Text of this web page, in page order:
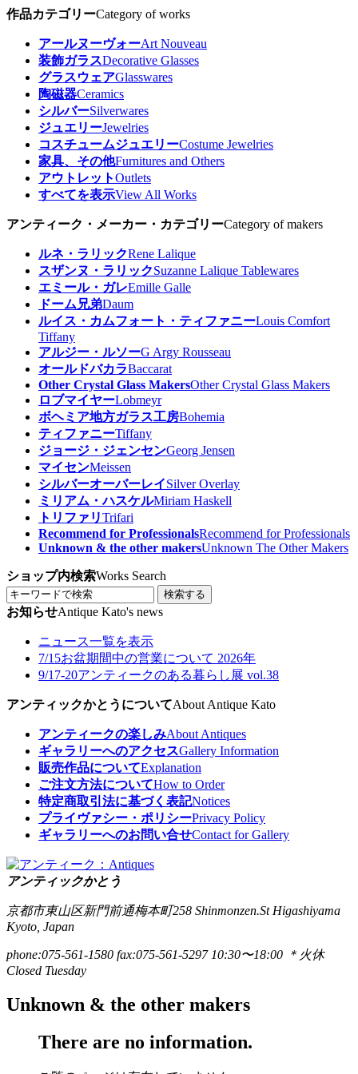
作品カテゴリーCategory of works
アールヌーヴォーArt Nouveau
装飾ガラスDecorative Glasses
グラスウェアGlasswares
陶磁器Ceramics
シルバーSilverwares
ジュエリーJewelries
コスチュームジュエリーCostume Jewelries
家具、その他Furnitures and Others
アウトレットOutlets
すべてを表示View All Works
アンティーク・メーカー・カテゴリーCategory of makers
ルネ・ラリックRene Lalique
スザンヌ・ラリックSuzanne Lalique Tablewares
エミール・ガレEmille Galle
ドーム兄弟Daum
ルイス・カムフォート・ティファニーLouis Comfort
Tiffany
アルジー・ルソーG Argy Rousseau
オールドバカラBaccarat
Other Crystal Glass MakersOther Crystal Glass Makers
ロブマイヤーLobmeyr
ボヘミア地方ガラス工房Bohemia
ティファニーTiffany
ジョージ・ジェンセンGeorg Jensen
マイセンMeissen
シルバーオーバーレイSilver Overlay
ミリアム・ハスケルMiriam Haskell
トリファリTrifari
Recommend for ProfessionalsRecommend for Professionals
Unknown & the other makersUnknown The Other Makers
ショップ内検索Works Search
検索する
お知らせAntique Kato's news
ニュース一覧を表示
7/15お盆期間中の営業について 2026年
9/17-20アンティークのある暮らし展 vol.38
アンティックかとうについてAbout Antique Kato
アンティークの楽しみAbout Antiques
ギャラリーへのアクセスGallery Information
販売作品についてExplanation
ご注文方法についてHow to Order
特定商取引法に基づく表記Notices
プライヴァシー・ポリシーPrivacy Policy
ギャラリーへのお問い合せContact for Gallery
アンティックかとう
京都市東山区新門前通梅本町258 Shinmonzen.St Higashiyama
Kyoto, Japan
phone:075-561-1580 fax:075-561-5297 10:30〜18:00 ＊火休
Closed Tuesday
Unknown & the other makers
There are no information.